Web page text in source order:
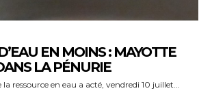
EN MOINS : MAYOTTE
LA PÉNURIE
ressource en eau a acté, vendredi 10 juillet...